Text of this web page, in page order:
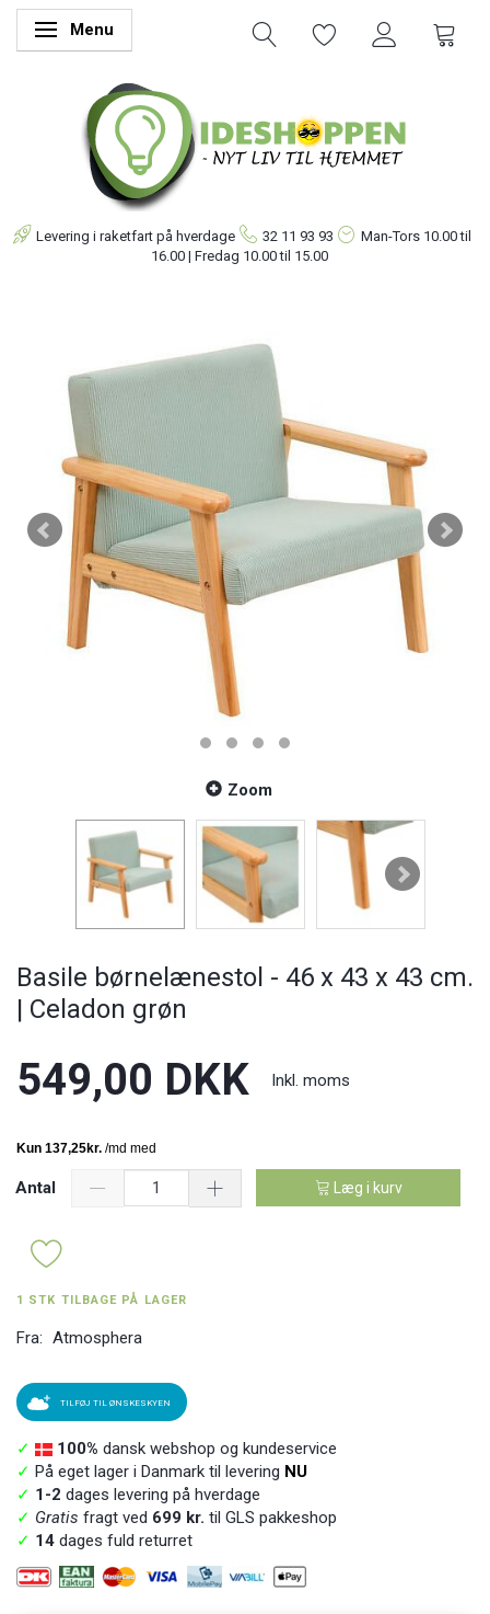
Skifte navigation
Menu
Levering i raketfart på hverdage 32 11 93 93 Man-Tors 10.00 til
16.00 | Fredag 10.00 til 15.00
Zoom
Basile børnelænestol - 46 x 43 x 43 cm.
| Celadon grøn
549,00 DKK Inkl. moms
Antal Læg i kurv
1 STK TILBAGE PÅ LAGER
Fra: Atmosphera
TILFØJ TIL ØNSKESKYEN
✓ 100% dansk webshop og kundeservice
✓ På eget lager i Danmark til levering NU
✓ 1-2 dages levering på hverdage
✓ Gratis fragt ved 699 kr. til GLS pakkeshop
✓ 14 dages fuld returret